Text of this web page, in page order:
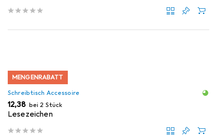
MENGENRABATT
Schreibtisch Accessoire
EUR
12,38 bei 2 Stück
Lesezeichen